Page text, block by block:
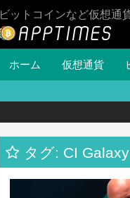
ビットコインなど仮想通
ホーム 仮想通貨
タグ: CI